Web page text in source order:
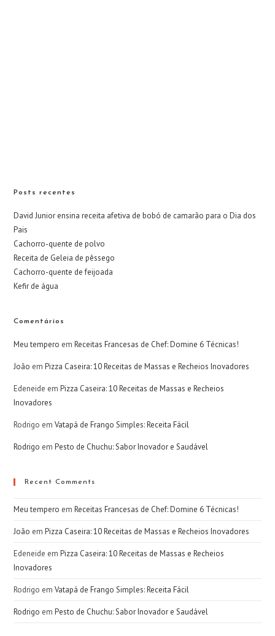
Posts recentes
David Junior ensina receita afetiva de bobó de camarão para o Dia dos
Pais
Cachorro-quente de polvo
Receita de Geleia de pêssego
Cachorro-quente de feijoada
Kefir de água
Comentários
Meu tempero emReceitas Francesas de Chef: Domine 6 Técnicas!
João emPizza Caseira: 10 Receitas de Massas e Recheios Inovadores
Edeneide emPizza Caseira: 10 Receitas de Massas e Recheios
Inovadores
Rodrigo emVatapá de Frango Simples: Receita Fácil
Rodrigo emPesto de Chuchu: Sabor Inovador e Saudável
Recent Comments
Meu tempero emReceitas Francesas de Chef: Domine 6 Técnicas!
João emPizza Caseira: 10 Receitas de Massas e Recheios Inovadores
Edeneide emPizza Caseira: 10 Receitas de Massas e Recheios
Inovadores
Rodrigo emVatapá de Frango Simples: Receita Fácil
Rodrigo emPesto de Chuchu: Sabor Inovador e Saudável